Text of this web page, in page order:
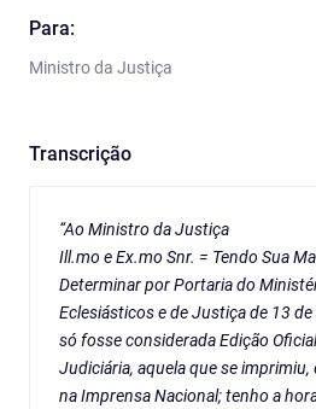
Para:
Ministro da Justiça
Transcrição
“Ao Ministro da Justiça
Ill.mo e Ex.mo Snr. = Tendo Sua
Determinar por Portaria do
Eclesiásticos e de Justiça de 13
só fosse considerada Edição
Judiciária, aquela que se
na Imprensa Nacional; tenho a